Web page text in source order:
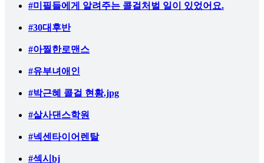
#미필들에게 알려주는 콜걸처벌 일이 있었어요.
#30대후반
#아찔한로맨스
#유부녀애인
#박근혜 콜걸 현황.jpg
#살사댄스학원
#넥센타이어렌탈
#섹시bj